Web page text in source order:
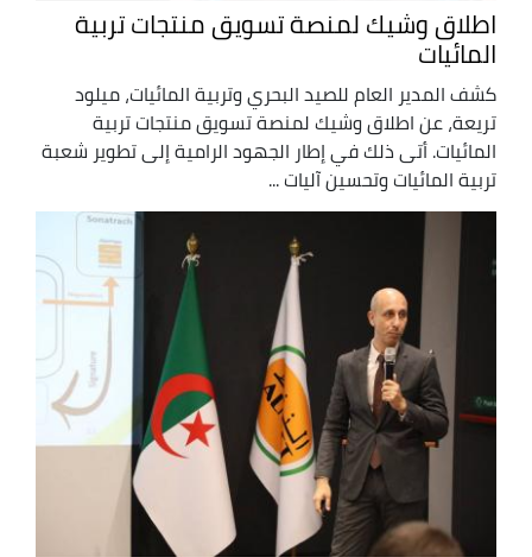
اطلاق وشيك لمنصة تسويق منتجات تربية
المائيات
كشف المدير العام للصيد البحري وتربية المائيات، ميلود
تريعة، عن اطلاق وشيك لمنصة تسويق منتجات تربية
المائيات. أتى ذلك في إطار الجهود الرامية إلى تطوير شعبة
تربية المائيات وتحسين آليات ...